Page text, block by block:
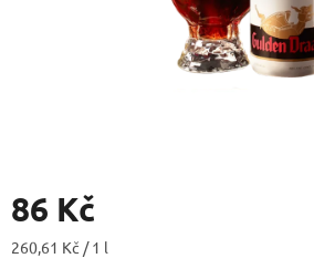
86 Kč
Měrná
260,61 Kč / 1 l